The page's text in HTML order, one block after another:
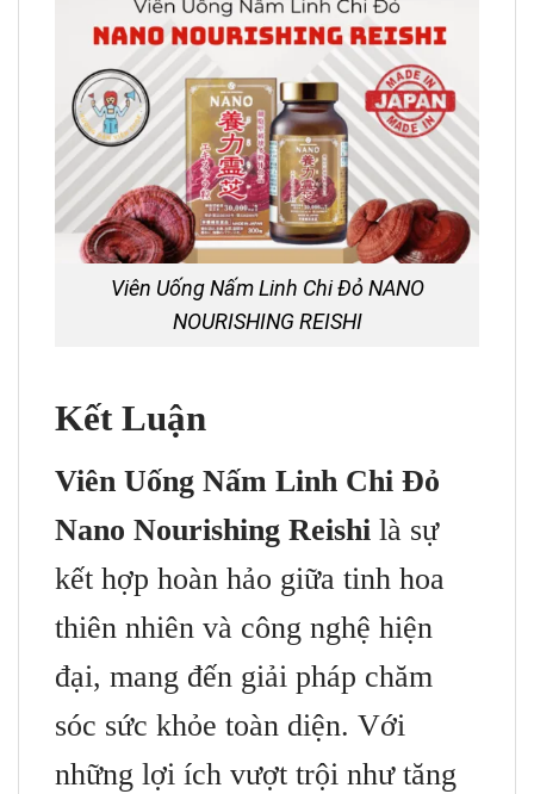
Viên Uống Nấm Linh Chi Đỏ NANO
NOURISHING REISHI
Kết Luận
Viên Uống Nấm Linh Chi Đỏ
Nano Nourishing Reishi là sự
kết hợp hoàn hảo giữa tinh hoa
thiên nhiên và công nghệ hiện
đại, mang đến giải pháp chăm
sóc sức khỏe toàn diện. Với
những lợi ích vượt trội như tăng